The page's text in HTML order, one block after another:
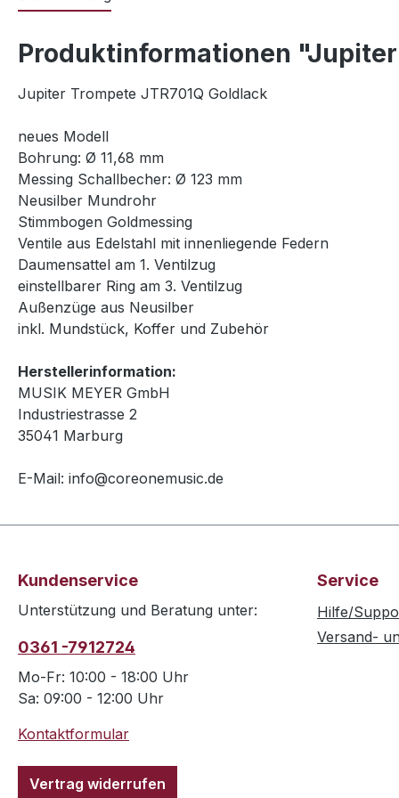
Produktinformationen
Jupiter Trompete JTR701Q Goldlack
neues Modell
Bohrung: Ø 11,68 mm
Messing Schallbecher: Ø 123 mm
Neusilber Mundrohr
Stimmbogen Goldmessing
Ventile aus Edelstahl mit innenliegende Federn
Daumensattel am 1. Ventilzug
einstellbarer Ring am 3. Ventilzug
Außenzüge aus Neusilber
inkl. Mundstück, Koffer und Zubehör
Herstellerinformation:
MUSIK MEYER GmbH
Industriestrasse 2
35041 Marburg
E-Mail: info@coreonemusic.de
Kundenservice
Unterstützung und Beratung unter:
0361 -7912724
Mo-Fr: 10:00 - 18:00 Uhr
Sa: 09:00 - 12:00 Uhr
Kontaktformular
Vertrag widerrufen
Service
Hilfe/
Versand-